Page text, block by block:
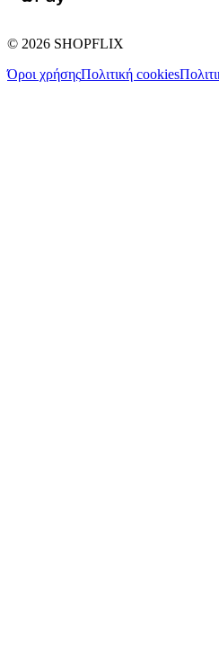
© 2026 SHOPFLIX
Όροι χρήσηςΠολιτική cookies